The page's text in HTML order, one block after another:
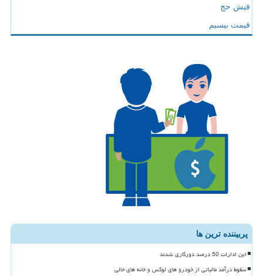
فیش حج
قیمت بیسیم
پربیننده ترین ها
این ادارات 50 درصد دورکاری شدند
سقوط درآمد مالیاتی از خودرو های لوکس و خانه های خالی